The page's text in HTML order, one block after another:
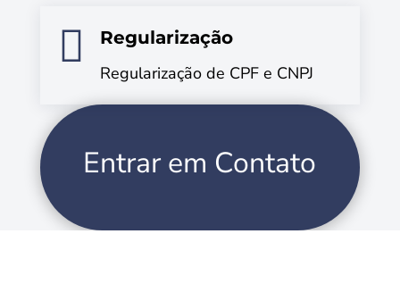

Regularização
Regularização de CPF e CNPJ
Entrar em Contato